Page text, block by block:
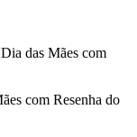
das Mães com
com Resenha do